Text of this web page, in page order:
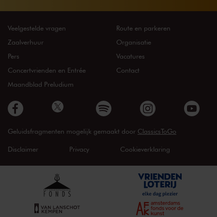
Veelgestelde vragen
Zaalverhuur
Pers
Concertvrienden en Entrée
Maandblad Preludium
Route en parkeren
Organisatie
Vacatures
Contact
Geluidsfragmenten mogelijk gemaakt door ClassicsToGo
Disclaimer Privacy Cookieverklaring